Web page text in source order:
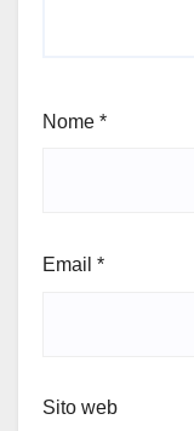
Nome *
Email *
Sito web